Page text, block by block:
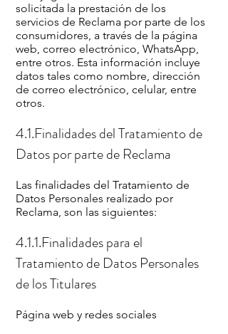
solicitada la prestación de los
servicios de Reclama por parte de los
consumidores, a través de la página
web, correo electrónico, WhatsApp,
entre otros. Esta información incluye
datos tales como nombre, dirección
de correo electrónico, celular, entre
otros.
4.1.Finalidades del Tratamiento de
Datos por parte de Reclama
Las finalidades del Tratamiento de
Datos Personales realizado por
Reclama, son las siguientes:
4.1.1.Finalidades para el
Tratamiento de Datos Personales
de los Titulares
Página web y redes sociales